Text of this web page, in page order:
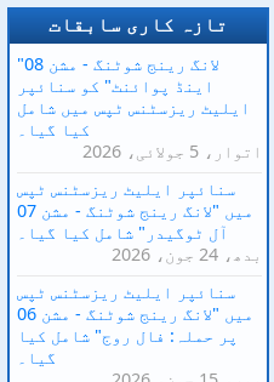
تازہ کاری سابقات
"لانگ رینج شوٹنگ - مشن 08
اینڈ پوائنٹ" کو سنائپر
ایلیٹ ریزسٹنس ٹپس میں شامل
کیا گیا۔
اتوار، 5 جولائی، 2026
سنائپر ایلیٹ ریزسٹنس ٹپس
میں "لانگ رینج شوٹنگ - مشن 07
آل ٹوگیدر" شامل کیا گیا۔
بدھ، 24 جون، 2026
سنائپر ایلیٹ ریزسٹنس ٹپس
میں "لانگ رینج شوٹنگ - مشن 06
پر حملہ: فال روج" شامل کیا
گیا۔